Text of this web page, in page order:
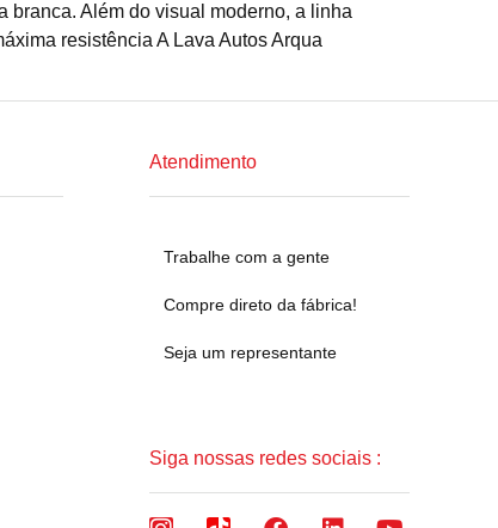
branca. Além do visual moderno, a linha
resistência A Lava Autos Arqua
Atendimento
Trabalhe com a gente
Compre direto da fábrica!
Seja um representante
Siga nossas redes sociais :